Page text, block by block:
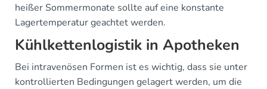
heißer Sommermonate sollte auf eine konstante
Lagertemperatur geachtet werden.
Kühlkettenlogistik in Apotheken
Bei intravenösen Formen ist es wichtig, dass sie unter
kontrollierten Bedingungen gelagert werden, um die